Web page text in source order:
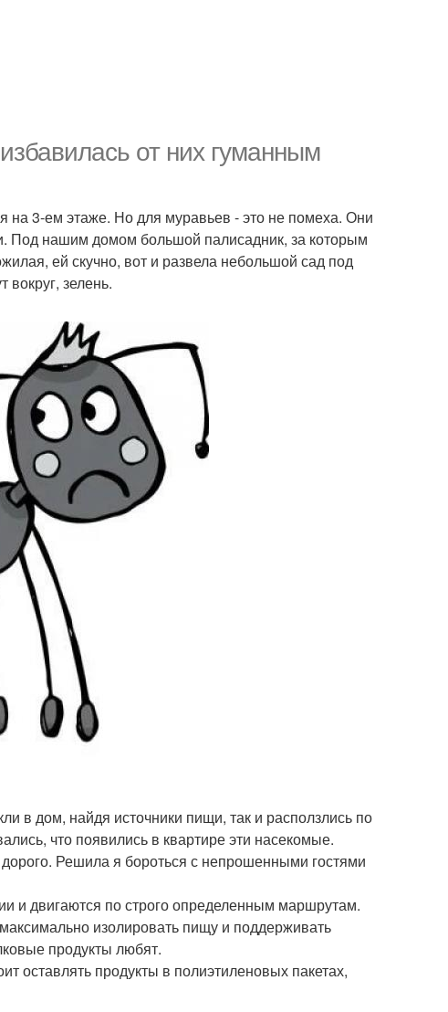
от них гуманным
на 3-ем этаже. Но для муравьев - это не помеха. Они
Под нашим домом большой палисадник, за которым
ей скучно, вот и развела небольшой сад под
зелень.
в дом, найдя источники пищи, так и расползлись по
что появились в квартире эти насекомые.
Решила я бороться с непрошенными гостями
и двигаются по строго определенным маршрутам.
изолировать пищу и поддерживать
продукты любят.
оставлять продукты в полиэтиленовых пакетах,